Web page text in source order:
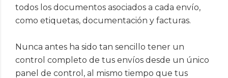
todos los documentos asociados a cada envío,
como etiquetas, documentación y facturas.
Nunca antes ha sido tan sencillo tener un
control completo de tus envíos desde un único
panel de control, al mismo tiempo que tus